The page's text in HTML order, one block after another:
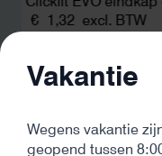
€ 1,32 excl. BTW
Vakantie
Wegens vakantie
geopend tussen